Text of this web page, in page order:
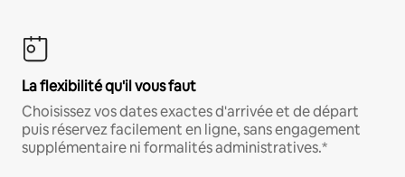
La flexibilité qu'il vous faut
Choisissez vos dates exactes d'arrivée et de départ
puis réservez facilement en ligne, sans engagement
supplémentaire ni formalités administratives.*